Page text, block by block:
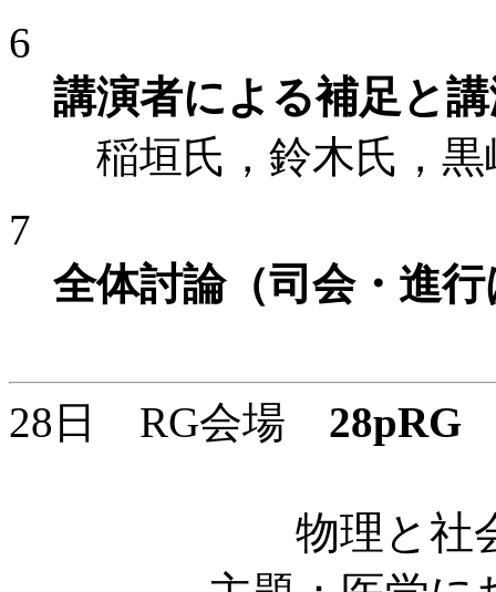
6
講演者による補足と
稲垣氏，鈴木氏，黒
7
全体討論（司会・進
28日 RG会場 28pRG
物理と社